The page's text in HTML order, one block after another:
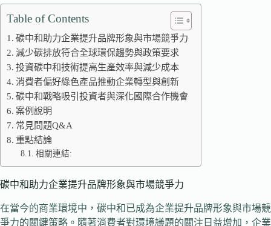
Table of Contents
碳中和助力企業提升品牌形象與市場競爭力
減少碳排放符合全球環保趨勢與政策要求
投資碳中和技術提高生產效率與減少成本
消費者偏好綠色產品推動企業轉型與創新
碳中和戰略吸引投資者與深化國際合作機會
案例說明
常見問題Q&A
重點結論
相關連結:
碳中和助力企業提升品牌形象與市場競爭力
在當今的商業環境中，碳中和已成為企業提升品牌形象與市場競
爭力的關鍵策略。隨著消費者對環境議題的關注日益增加，企業